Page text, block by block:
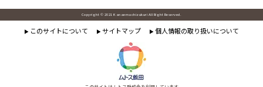
Copyright © 2021 Kanaemachizukuri All Right Reserved.
▶ このサイトについて ▶ サイトマップ ▶ 個人情報の取り扱いについて